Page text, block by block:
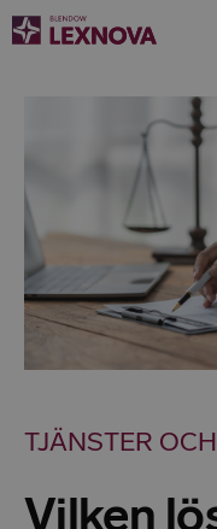
TJÄNSTER
Vilken